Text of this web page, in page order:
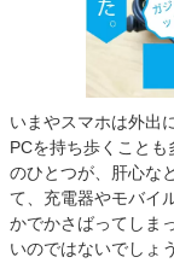
いまやスマホは外出
PCを持ち歩くこと
のひとつが、肝心な
て、充電器やモバイ
かでかさばってしま
いのではないでしょ